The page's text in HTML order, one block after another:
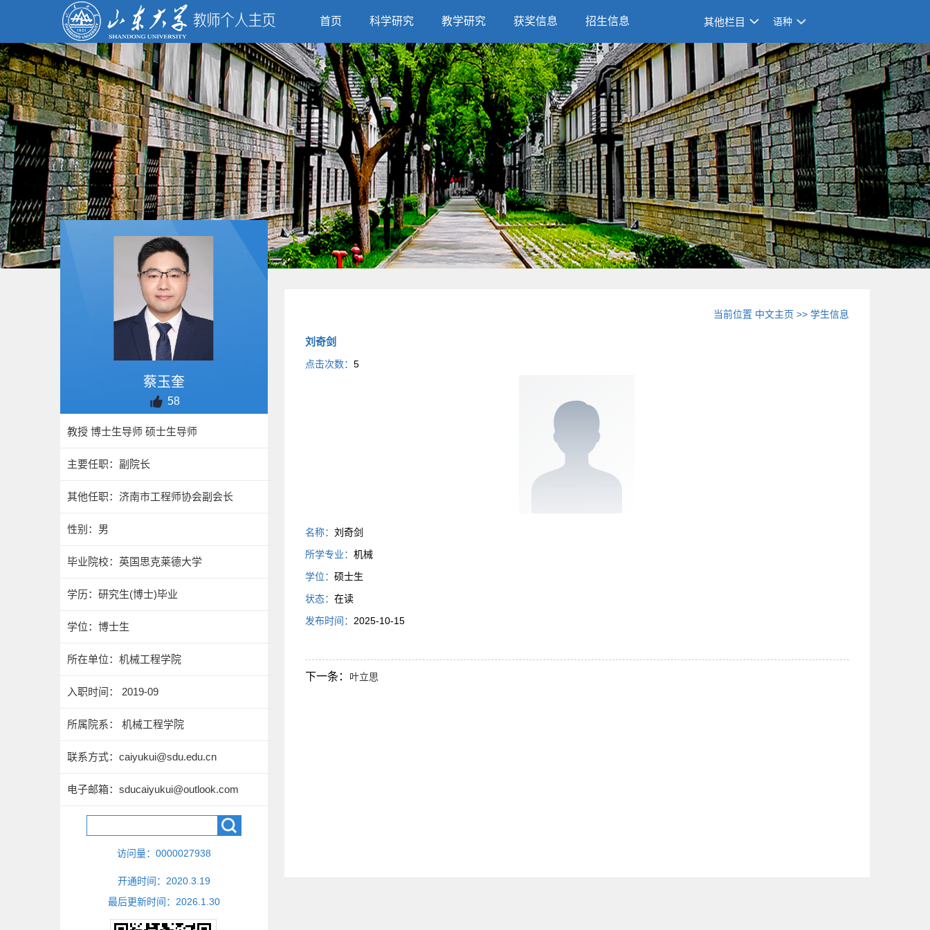
首页 科学研究 教学研究 获奖信息 招生信息 其他栏目 语种
蔡玉奎
58
教授 博士生导师 硕士生导师
主要任职：副院长
其他任职：济南市工程师协会副会长
性别：男
毕业院校：英国思克莱德大学
学历：研究生(博士)毕业
学位：博士生
所在单位：机械工程学院
入职时间： 2019-09
所属院系： 机械工程学院
联系方式： caiyukui@sdu.edu.cn
电子邮箱： sducaiyukui@outlook.com
访问量： 0000027938
开通时间： 2020 3 19
最后更新时间： 2026 1 30
当前位置 中文主页 >>学生信息
刘奇剑
点击次数： 5
名称： 刘奇剑
所学专业： 机械
学位： 硕士生
状态： 在读
发布时间： 2025-10-15
下一条： 叶立思